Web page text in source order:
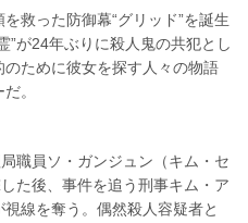
救った防御幕“グリッド”を誕生
”が24年ぶりに殺人鬼の共犯とし
ために彼女を探す人々の物語
。
職員ソ・ガンジュン（キム・セ
た後、事件を追う刑事キム・ア
線を奪う。偶然殺人容疑者と